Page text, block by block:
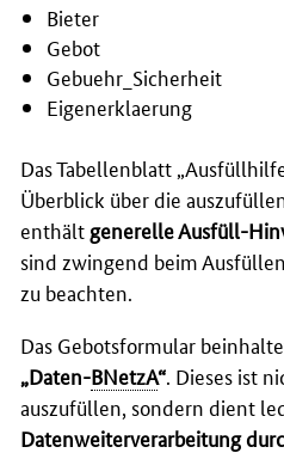
Bieter
Gebot
Gebuehr_Sicherheit
Eigenerklaerung
Das Tabellenblatt
Überblick über die
enthält generelle Ausfüll-
sind zwingend beim
zu beachten.
Das Gebotsformular
„Daten-BNetzA“ . Dieses ist
auszufüllen, sondern dient
Datenweiterverarbeitung